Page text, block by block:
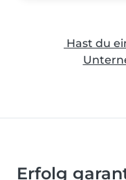
Hast du
Erfolg